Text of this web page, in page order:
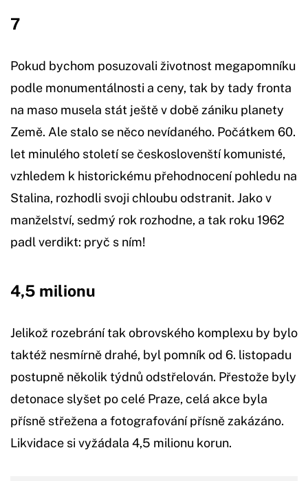
7
Pokud bychom posuzovali životnost megapomníku
podle monumentálnosti a ceny, tak by tady fronta
na maso musela stát ještě v době zániku planety
Země. Ale stalo se něco nevídaného. Počátkem 60.
let minulého století se českoslovenští komunisté,
vzhledem k historickému přehodnocení pohledu na
Stalina, rozhodli svoji chloubu odstranit. Jako v
manželství, sedmý rok rozhodne, a tak roku 1962
padl verdikt: pryč s ním!
4,5 milionu
Jelikož rozebrání tak obrovského komplexu by bylo
taktéž nesmírně drahé, byl pomník od 6. listopadu
postupně několik týdnů odstřelován. Přestože byly
detonace slyšet po celé Praze, celá akce byla
přísně střežena a fotografování přísně zakázáno.
Likvidace si vyžádala 4,5 milionu korun.